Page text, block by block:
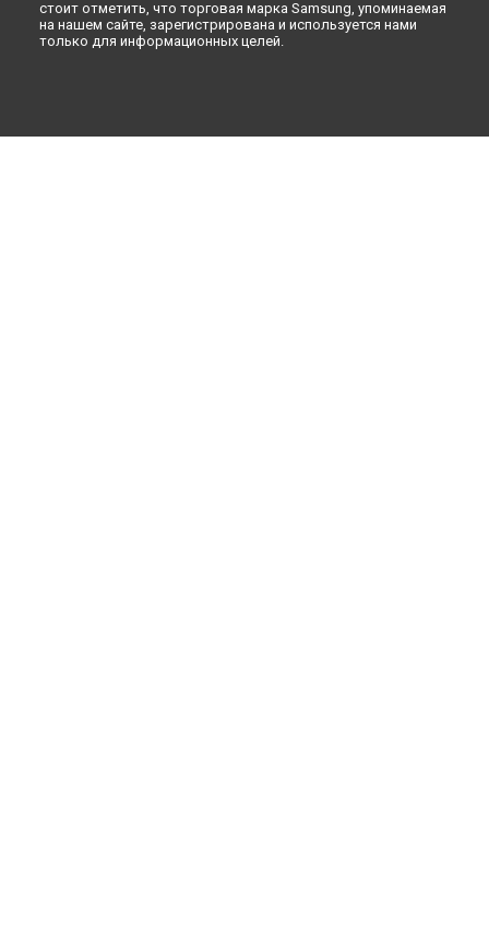
стоит отметить, что торговая марка Samsung, упоминаемая
на нашем сайте, зарегистрирована и используется нами
только для информационных целей.